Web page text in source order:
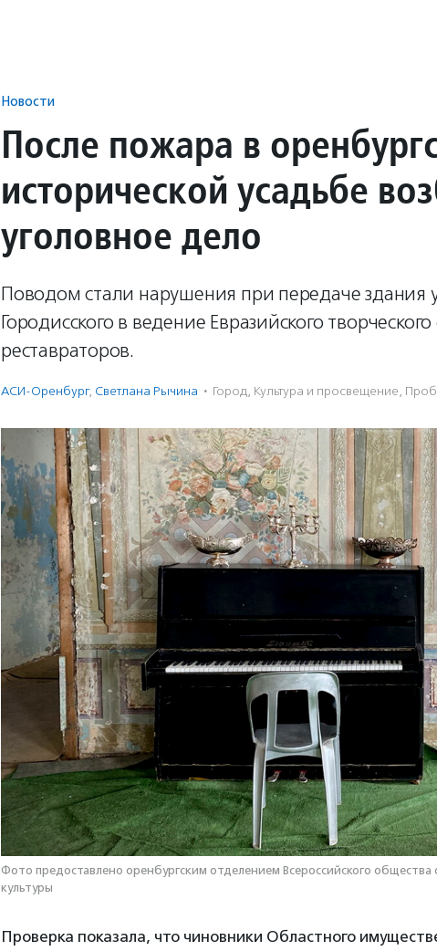
Новости
После пожара в
исторической усадьбе
уголовное дело
Поводом стали нарушения при передаче здания
Городисского в ведение Евразийского
реставраторов.
АСИ-Оренбург, Светлана Рычина · Город, Культура и просвещение,
Фото предоставлено оренбургским отделением Всероссийского
культуры
Проверка показала, что чиновники Областного